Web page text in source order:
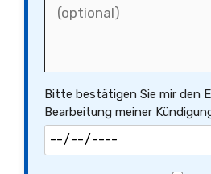
Bitte bestätigen Sie mir den
Bearbeitung meiner